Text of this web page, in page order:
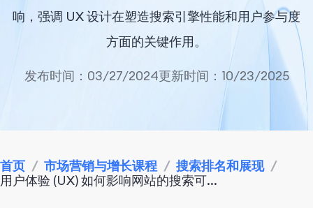
响，强调 UX 设计在塑造搜索引擎性能和用户参与度
方面的关键作用。
发布时间：03/27/2024更新时间：10/23/2025
首页 / 市场营销与增长课程 / 搜索排名和展现 /
用户体验 (UX) 如何影响网站的搜索可...